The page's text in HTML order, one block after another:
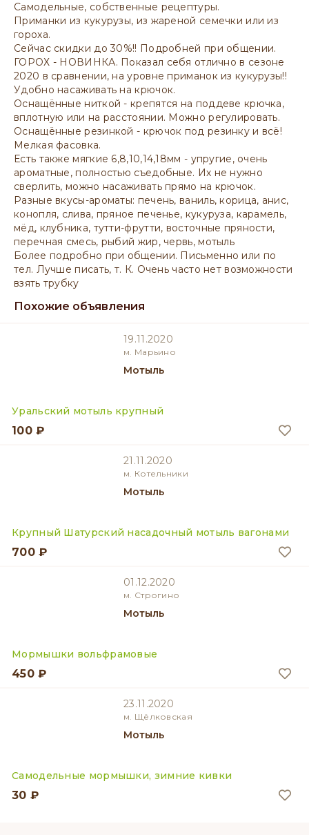
Самодельные, собственные рецептуры.
Приманки из кукурузы, из жареной семечки или из
гороха.
Сейчас скидки до 30%!! Подробней при общении.
ГОРОХ - НОВИНКА. Показал себя отлично в сезоне
2020 в сравнении, на уровне приманок из кукурузы!!
Удобно насаживать на крючок.
Оснащённые ниткой - крепятся на поддеве крючка,
вплотную или на расстоянии. Можно регулировать.
Оснащённые резинкой - крючок под резинку и всё!
Мелкая фасовка.
Есть также мягкие 6,8,10,14,18мм - упругие, очень
ароматные, полностью съедобные. Их не нужно
сверлить, можно насаживать прямо на крючок.
Разные вкусы-ароматы: печень, ваниль, корица, анис,
конопля, слива, пряное печенье, кукуруза, карамель,
мёд, клубника, тутти-фрутти, восточные пряности,
перечная смесь, рыбий жир, червь, мотыль
Более подробно при общении. Письменно или по
тел. Лучше писать, т. К. Очень часто нет возможности
взять трубку
Похожие объявления
19.11.2020
м. Марьино
Мотыль
Уральский мотыль крупный
100 ₽
21.11.2020
м. Котельники
Мотыль
Крупный Шатурский насадочный мотыль вагонами
700 ₽
01.12.2020
м. Строгино
Мотыль
Мормышки вольфрамовые
450 ₽
23.11.2020
м. Щёлковская
Мотыль
Самодельные мормышки, зимние кивки
30 ₽